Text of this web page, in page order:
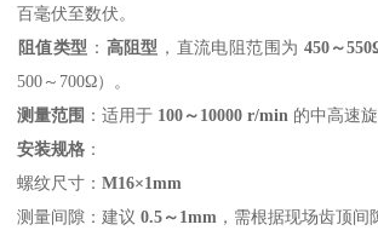
百毫伏至数伏。
阻值类型 ‌：‌ 高阻型 ‌，直流电阻范围为 ‌ 450～
500～700Ω）。
测量范围 ‌：适用于 ‌ 100～10000 r/min 的中高速
安装规格 ‌：
螺纹尺寸：‌M16×1mm
测量间隙：建议 ‌0.5～1mm ，需根据现场齿顶间